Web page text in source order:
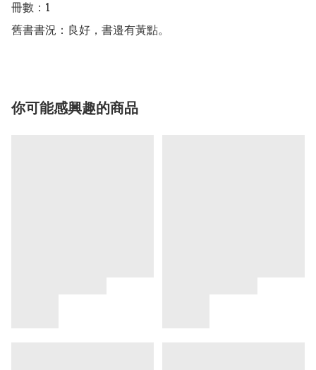
冊數：1
舊書書況：良好，書邉有黃點。
你可能感興趣的商品